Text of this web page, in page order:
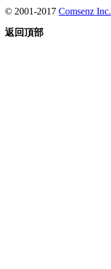
© 2001-2017 Comsenz Inc.
返回頂部